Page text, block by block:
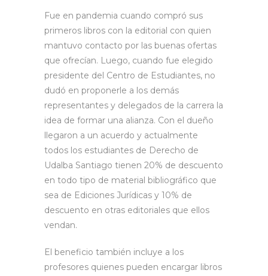
Fue en pandemia cuando compró sus
primeros libros con la editorial con quien
mantuvo contacto por las buenas ofertas
que ofrecían. Luego, cuando fue elegido
presidente del Centro de Estudiantes, no
dudó en proponerle a los demás
representantes y delegados de la carrera la
idea de formar una alianza. Con el dueño
llegaron a un acuerdo y actualmente
todos los estudiantes de Derecho de
Udalba Santiago tienen 20% de descuento
en todo tipo de material bibliográfico que
sea de Ediciones Jurídicas y 10% de
descuento en otras editoriales que ellos
vendan.
El beneficio también incluye a los
profesores quienes pueden encargar libros